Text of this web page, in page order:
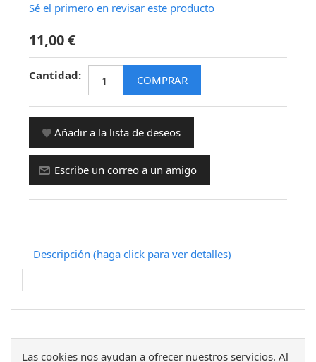
Sé el primero en revisar este producto
11,00 €
Cantidad:
Descripción (haga click para ver detalles)
Las cookies nos ayudan a ofrecer nuestros servicios. Al